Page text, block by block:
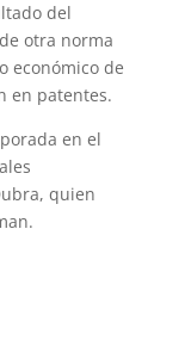
del
otra norma
económico de
en patentes.
en el
quien